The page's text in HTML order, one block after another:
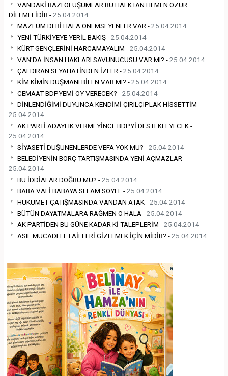
VANDAKİ BAZI OLUŞUMLAR BU HALKTAN HEMEN ÖZÜR
DİLEMELİDİR -25.04.2014
MAZLUM DERİ HALA ÖNEMSEYENLER VAR -25.04.2014
YENİ TÜRKİYEYE YERİL BAKIŞ -25.04.2014
KÜRT GENÇLERİNİ HARCAMAYALIM -25.04.2014
VAN'DA İNSAN HAKLARI SAVUNUCUSU VAR MI? -25.04.2014
ÇALDIRAN SEYAHATİNDEN İZLER -25.04.2014
KİM KİMİN DÜŞMANI BİLEN VAR MI? -25.04.2014
CEMAAT BDPYEMİ OY VERECEK? -25.04.2014
DİNLENDİĞİMİ DUYUNCA KENDİMİ ÇIRILÇIPLAK HİSSETTİM -
25.04.2014
AK PARTİ ADAYLIK VERMEYİNCE BDPYİ DESTEKLEYECEK -
25.04.2014
SİYASETİ DÜŞÜNENLERDE VEFA YOK MU? -25.04.2014
BELEDİYENİN BORÇ TARTIŞMASINDA YENİ AÇMAZLAR -
25.04.2014
BU İDDİALAR DOĞRU MU? -25.04.2014
BABA VALİ BABAYA SELAM SÖYLE -25.04.2014
HÜKÜMET ÇATIŞMASINDA VANDAN ATAK -25.04.2014
BÜTÜN DAYATMALARA RAĞMEN O HALA -25.04.2014
AK PARTİDEN BU GÜNE KADAR Kİ TALEPLERİM -25.04.2014
ASIL MÜCADELE FAİLLERİ GİZLEMEK İÇİN MİDİR? -25.04.2014